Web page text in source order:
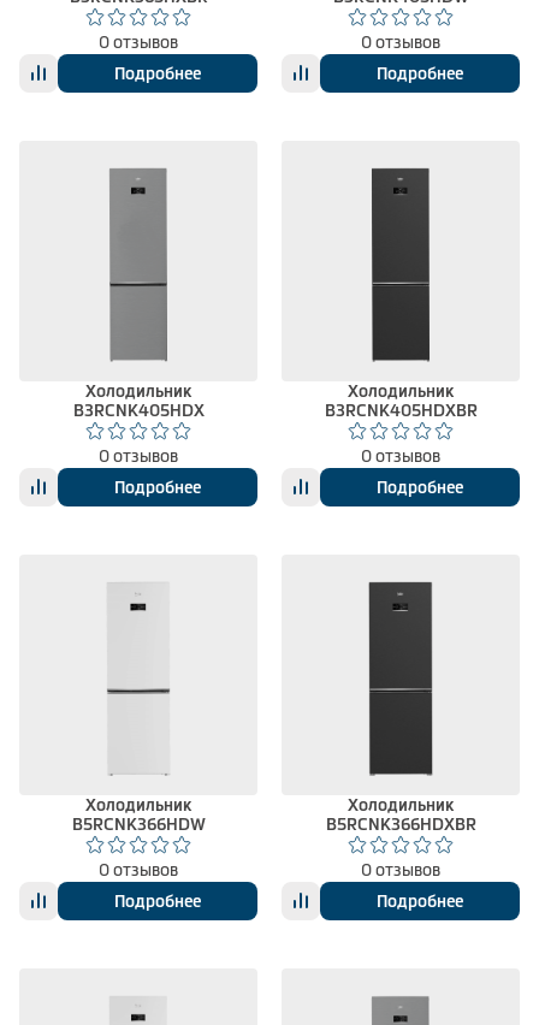
0 отзывов
Подробнее
0 отзывов
Подробнее
Холодильник
B3RCNK405HDX
0 отзывов
Подробнее
Холодильник
B3RCNK405HDXBR
0 отзывов
Подробнее
Холодильник
B5RCNK366HDW
0 отзывов
Подробнее
Холодильник
B5RCNK366HDXBR
0 отзывов
Подробнее